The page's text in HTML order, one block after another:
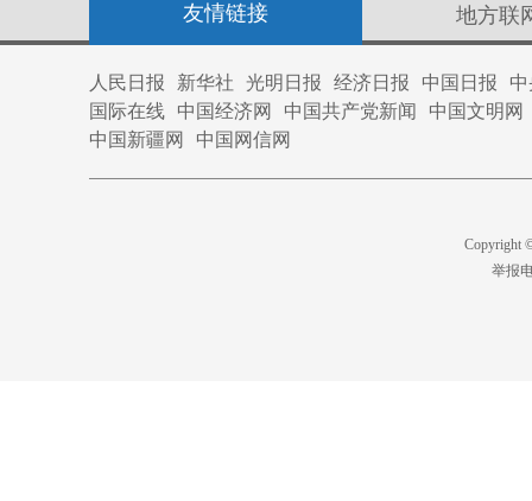
友情链接
人民日报 新华社 光明日报 经济日报 中国日报
国际在线
中国经济网 中国共产党新闻
中国文明网
中国新疆网
中国网信网
地方联
Copyright
举报